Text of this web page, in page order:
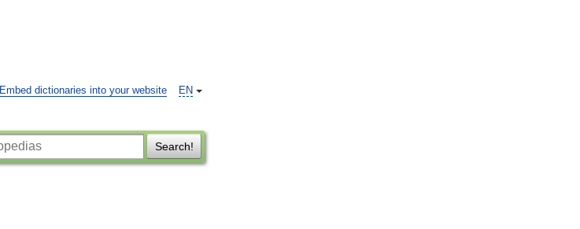
EN
Embed dictionaries into your website
Search!